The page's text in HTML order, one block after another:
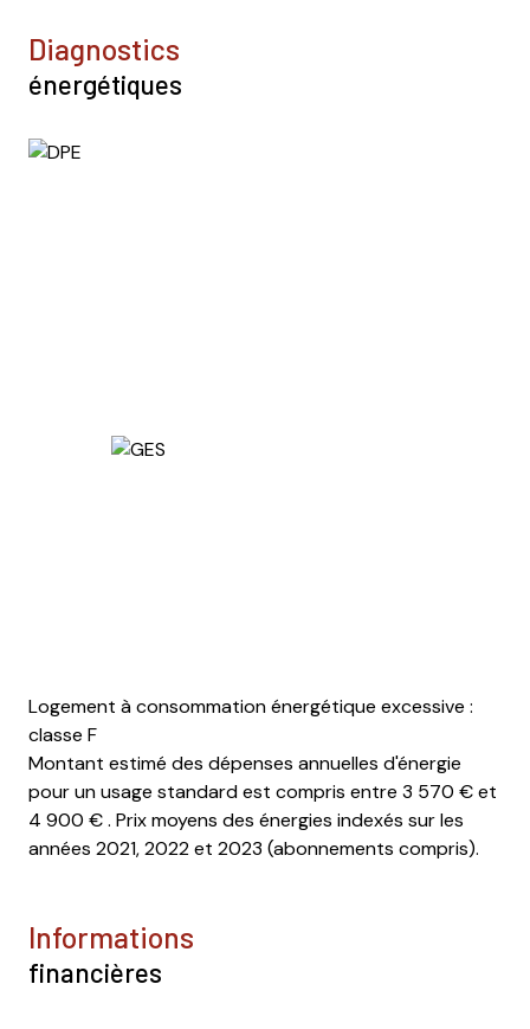
diagnostics
énergétiques
Logement à consommation énergétique excessive :
classe F
Montant estimé des dépenses annuelles d'énergie
pour un usage standard est compris entre 3 570 € et
4 900 € . Prix moyens des énergies indexés sur les
années 2021, 2022 et 2023 (abonnements compris).
informations
financières